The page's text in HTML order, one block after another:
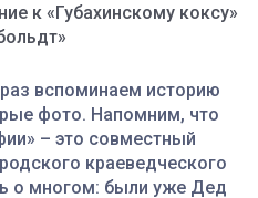
к «Губахинскому коксу»
вспоминаем историю
фото. Напомним, что
– это совместный
краеведческого
о многом: были уже Дед